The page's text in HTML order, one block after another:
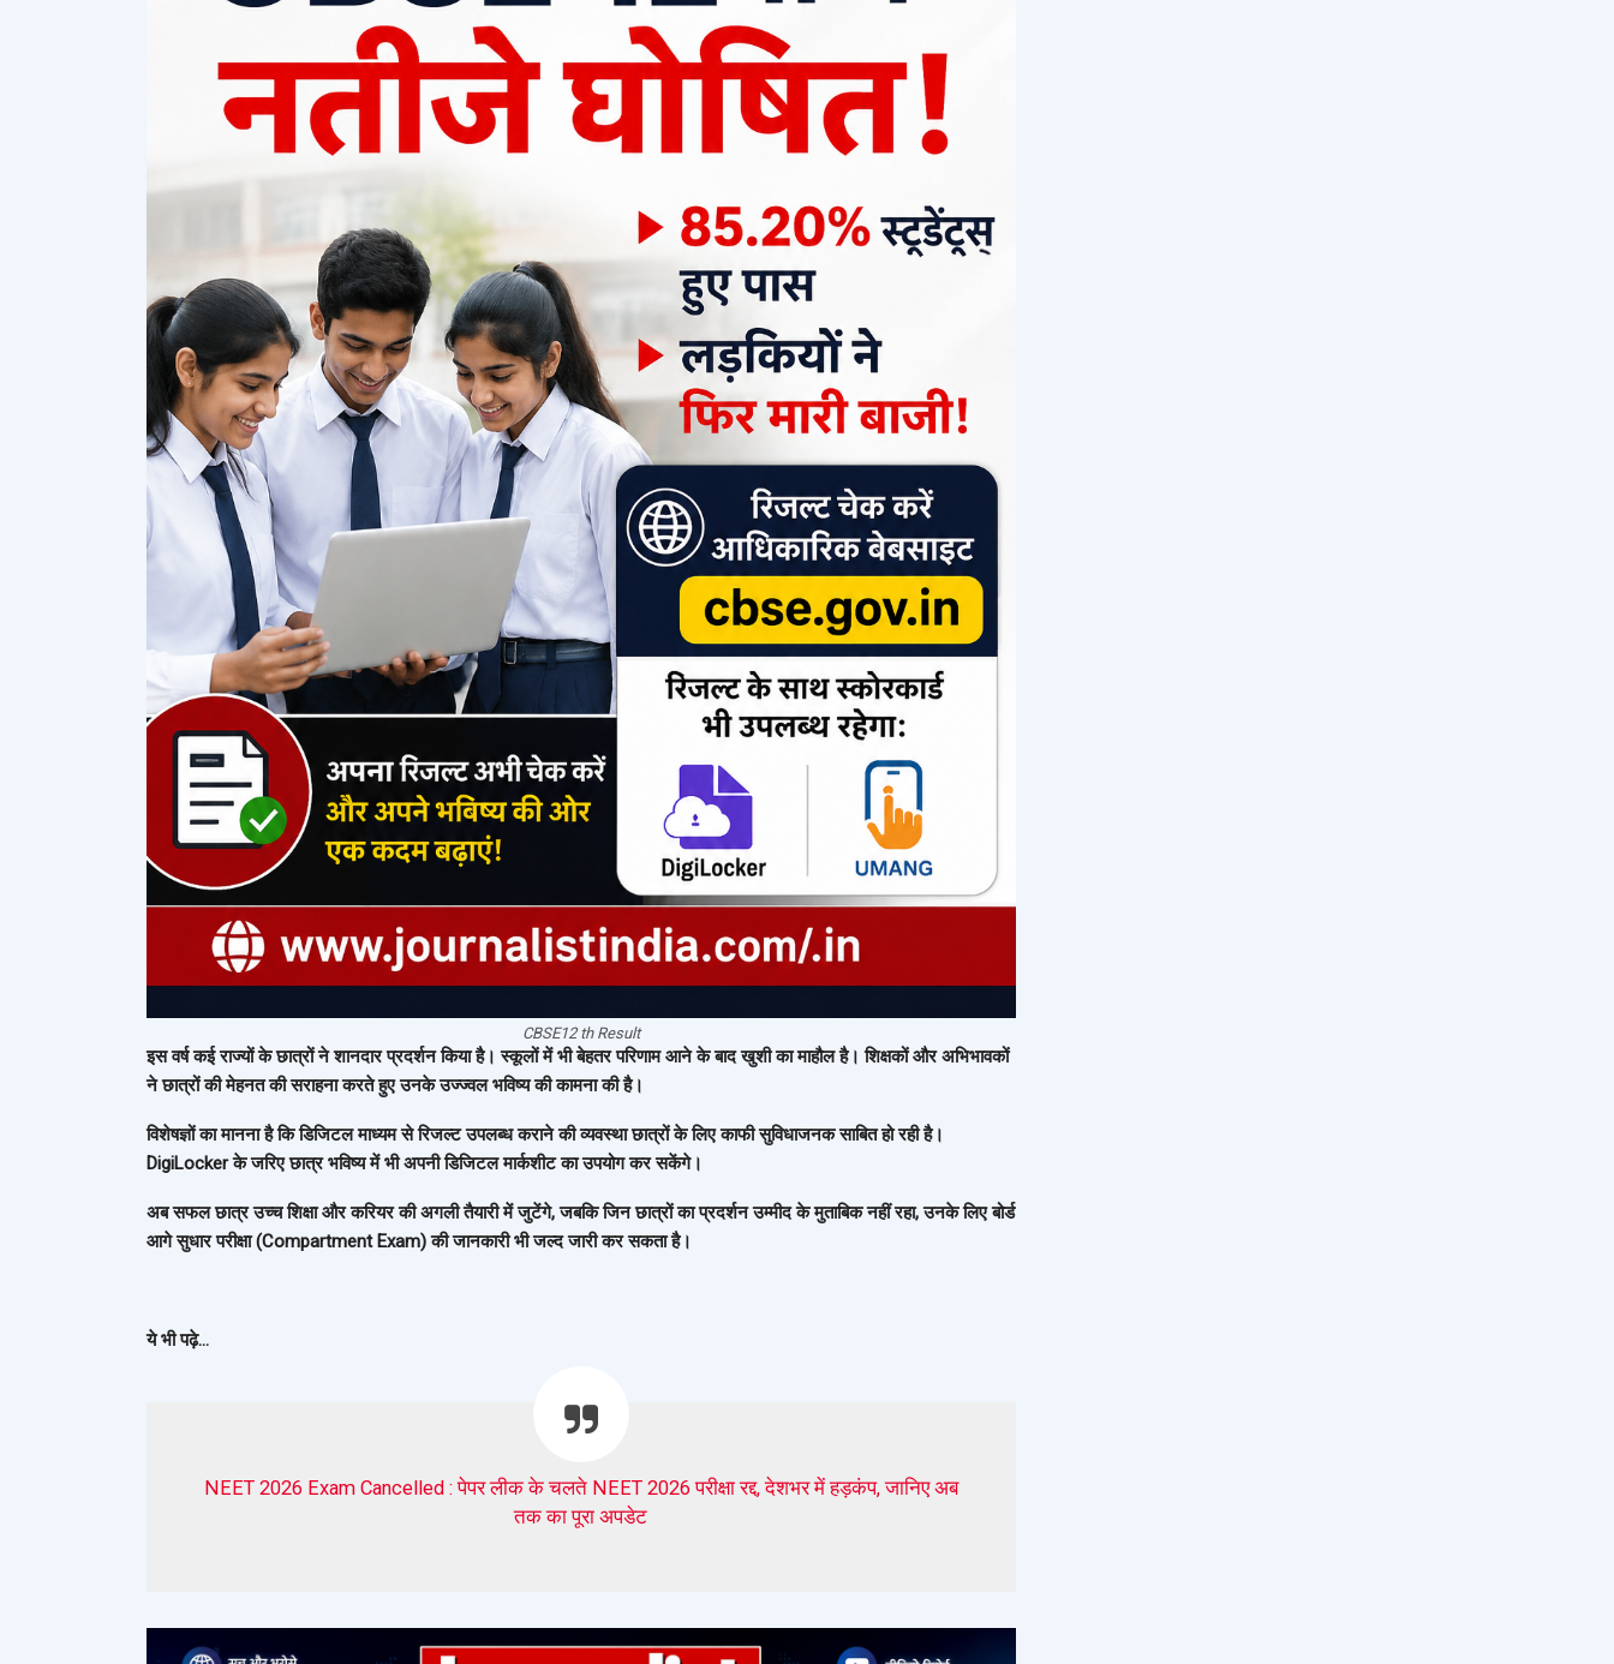
CBSE12 th Result
इस वर्ष कई राज्यों के छात्रों ने शानदार प्रदर्शन किया है। स्कूलों में भी बेहतर परिणाम आने के बाद खुशी का माहौल है। शिक्षकों और अभिभावकों
ने छात्रों की मेहनत की सराहना करते हुए उनके उज्ज्वल भविष्य की कामना की है।
विशेषज्ञों का मानना है कि डिजिटल माध्यम से रिजल्ट उपलब्ध कराने की व्यवस्था छात्रों के लिए काफी सुविधाजनक साबित हो रही है।
DigiLocker के जरिए छात्र भविष्य में भी अपनी डिजिटल मार्कशीट का उपयोग कर सकेंगे।
अब सफल छात्र उच्च शिक्षा और करियर की अगली तैयारी में जुटेंगे, जबकि जिन छात्रों का प्रदर्शन उम्मीद के मुताबिक नहीं रहा, उनके लिए बोर्ड
आगे सुधार परीक्षा (Compartment Exam) की जानकारी भी जल्द जारी कर सकता है।
ये भी पढ़े…
NEET 2026 Exam Cancelled : पेपर लीक के चलते NEET 2026 परीक्षा रद्द, देशभर में हड़कंप, जानिए अब
तक का पूरा अपडेट